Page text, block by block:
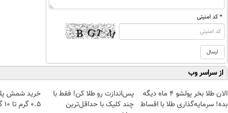
* کد امنیتی
از سراسر وب
الان طلا بخر پولشو 4 ماه دیگه
بده! سرمایه‌گذاری طلا با اقساط
پس‌اندازت رو طلا کن! فقط با
چند کلیک با حداقل‌ترین
خرید شمش
۰.۵ گرم تا ۱۰ گرم